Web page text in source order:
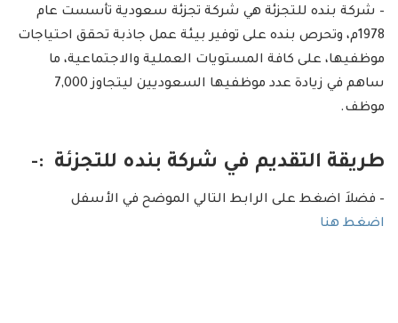
– شركة بنده للتجزئة هي شركة تجزئة سعودية تأسست عام
1978م، وتحرص بنده على توفير بيئة عمل جاذبة تحقق احتياجات
موظفيها، على كافة المستويات العملية والاجتماعية، ما
ساهم في زيادة عدد موظفيها السعوديين ليتجاوز 7,000
موظف.
طريقة التقديم في شركة بنده للتجزئة :-
– فضلاَ اضغط على الرابط التالي الموضح في الأسفل
اضغط هنا